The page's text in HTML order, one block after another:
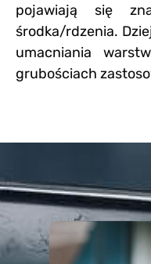
pojawiają się
środka/rdzenia.
umacniania
grubościach